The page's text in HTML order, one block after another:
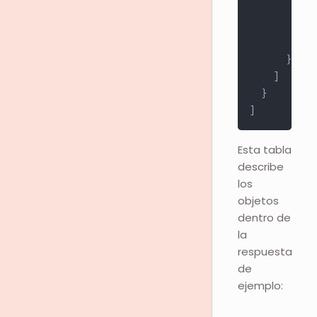
}
}
Esta tabla
describe
los
objetos
dentro de
la
respuesta
de
ejemplo: